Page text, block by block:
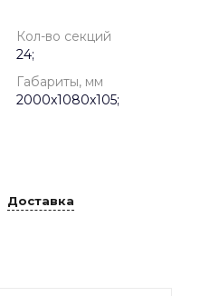
Кол-во секций
24;
Габариты, мм
2000x1080x105;
Доставка